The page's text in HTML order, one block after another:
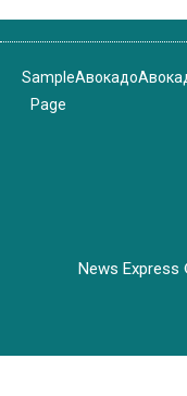
Sample
Page
Авокадо
News